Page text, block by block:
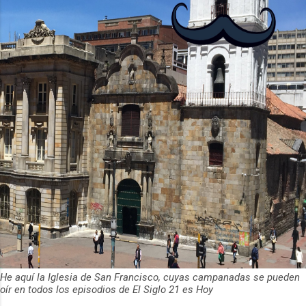
de usuarios activos diarios. Desde 2022,
ha empeza...
He aquí la Iglesia de San Francisco, cuyas campanadas se pueden
oír en todos los episodios de El Siglo 21 es Hoy